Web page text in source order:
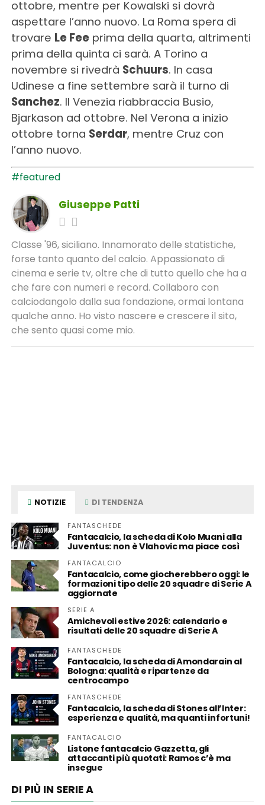
ottobre, mentre per Kowalski si dovrà
aspettare l’anno nuovo. La Roma spera di
trovare Le Feeprima della quarta, altrimenti
prima della quinta ci sarà. A Torino a
novembre si rivedrà Schuurs. In casa
Udinese a fine settembre sarà il turno di
Sanchez. Il Venezia riabbraccia Busio,
Bjarkason ad ottobre. Nel Verona a inizio
ottobre torna Serdar, mentre Cruz con
l’anno nuovo.
#featured
Giuseppe Patti
Classe '96, siciliano. Innamorato delle statistiche,
forse tanto quanto del calcio. Appassionato di
cinema e serie tv, oltre che di tutto quello che ha a
che fare con numeri e record. Collaboro con
calciodangolo dalla sua fondazione, ormai lontana
qualche anno. Ho visto nascere e crescere il sito,
che sento quasi come mio.
NOTIZIE DI TENDENZA
FANTASCHEDE
Fantacalcio, la scheda di Kolo Muani alla
Juventus: non è Vlahovic ma piace così
FANTACALCIO
Fantacalcio, come giocherebbero oggi: le
formazioni tipo delle 20 squadre di Serie A
aggiornate
SERIE A
Amichevoli estive 2026: calendario e
risultati delle 20 squadre di Serie A
FANTASCHEDE
Fantacalcio, la scheda di Amondarain al
Bologna: qualità e ripartenze da
centrocampo
FANTASCHEDE
Fantacalcio, la scheda di Stones all’Inter:
esperienza e qualità, ma quanti infortuni!
FANTACALCIO
Listone fantacalcio Gazzetta, gli
attaccanti più quotati: Ramos c’è ma
insegue
DI PIÙ IN SERIE A